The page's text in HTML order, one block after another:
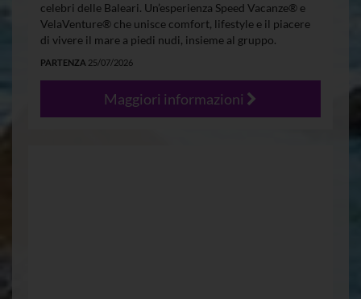
celebri delle Baleari. Un’esperienza Speed Vacanze® e
VelaVenture® che unisce comfort, lifestyle e il piacere
di vivere il mare a piedi nudi, insieme al gruppo.
PARTENZA 25/07/2026
Maggiori informazioni